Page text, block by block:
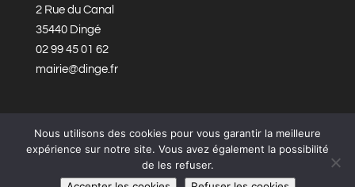
2 Rue du Canal
35440 Dingé
02 99 45 01 62
mairie@dinge.fr
Réalisation © Mairie de Dingé,Bretagne Romantique
Nous utilisons des cookies pour vous garantir la meilleure
expérience sur notre site. Vous avez également la possibilité
de les refuser.